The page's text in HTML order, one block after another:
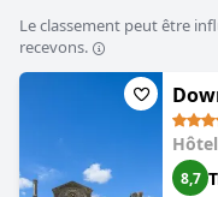
Le classement peut être
recevons.
8,7